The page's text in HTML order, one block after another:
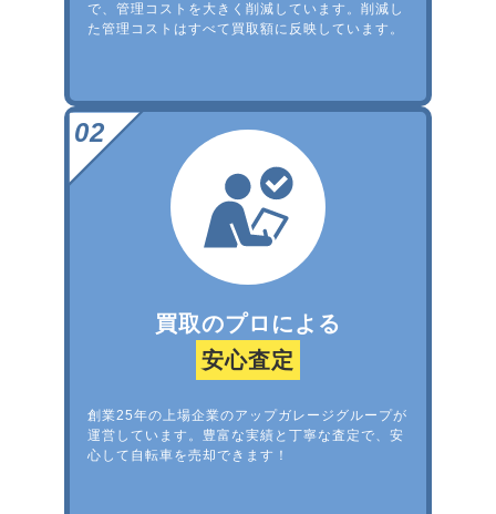
で、管理コストを大きく削減しています。削減し
た管理コストはすべて買取額に反映しています。
買取のプロによる
安心査定
創業25年の上場企業のアップガレージグループが
運営しています。豊富な実績と丁寧な査定で、安
心して自転車を売却できます！